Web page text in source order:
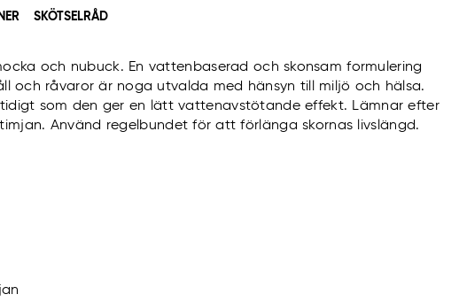
SKÖTSELRÅD
och nubuck. En vattenbaserad och skonsam formulering
och råvaror är noga utvalda med hänsyn till miljö och hälsa.
som den ger en lätt vattenavstötande effekt. Lämnar efter
Använd regelbundet för att förlänga skornas livslängd.